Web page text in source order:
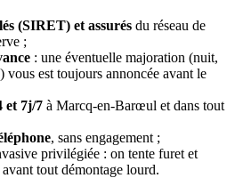
(SIRET) et assurés du réseau de
;
: une éventuelle majoration (nuit,
vous est toujours annoncée avant le
et 7j/7 à Marcq-en-Barœul et dans tout
, sans engagement ;
privilégiée : on tente furet et
tout démontage lourd.